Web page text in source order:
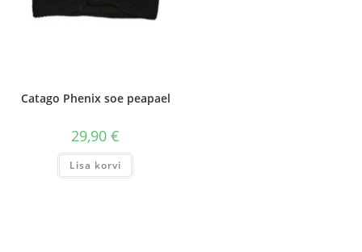
Catago Phenix soe peapael
29,90€
Lisa korvi